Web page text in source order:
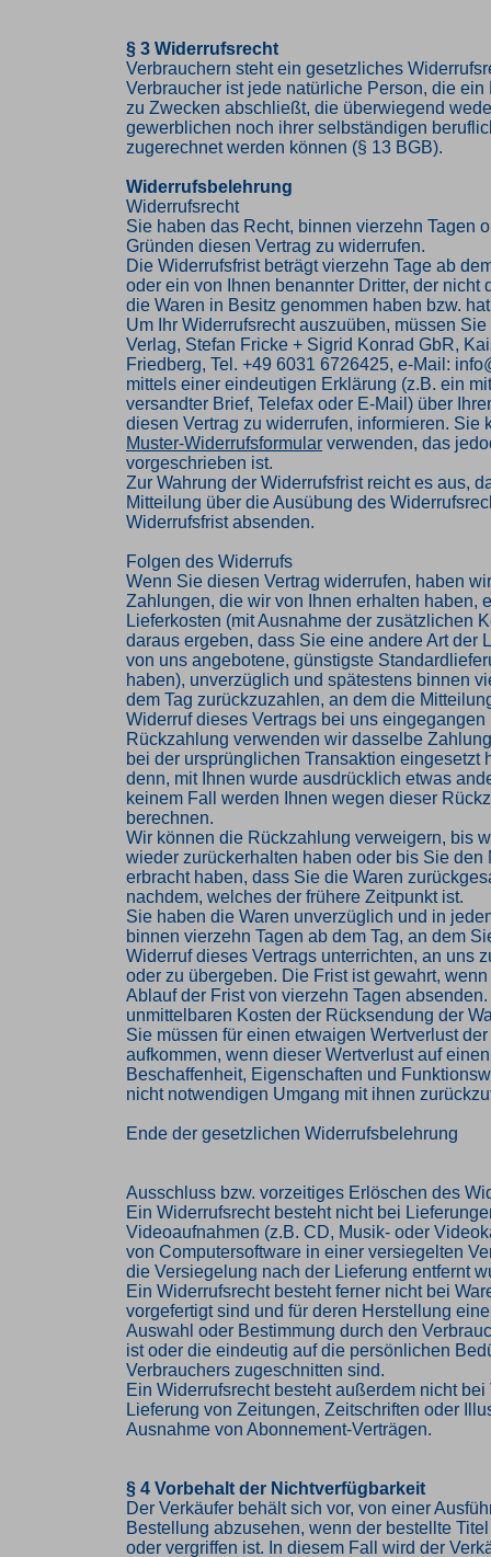
§ 3 Widerrufsrecht
Verbrauchern steht ein gesetzliches
Verbraucher ist jede natürliche Person, die ein
zu Zwecken abschließt, die überwiegend
gewerblichen noch ihrer selbständigen
zugerechnet werden können (§ 13 BGB).
Widerrufsbelehrung
Widerrufsrecht
Sie haben das Recht, binnen vierzehn Tagen
Gründen diesen Vertrag zu widerrufen.
Die Widerrufsfrist beträgt vierzehn Tage ab
oder ein von Ihnen benannter Dritter, der nicht
die Waren in Besitz genommen haben bzw.
Um Ihr Widerrufsrecht auszuüben, müssen
Verlag, Stefan Fricke + Sigrid Konrad GbR,
Friedberg, Tel. +49 6031 6726425, e-Mail:
mittels einer eindeutigen Erklärung (z.B. ein
versandter Brief, Telefax oder E-Mail) über
diesen Vertrag zu widerrufen, informieren. Sie
Muster-Widerrufsformular verwenden, das
vorgeschrieben ist.
Zur Wahrung der Widerrufsfrist reicht es aus,
Mitteilung über die Ausübung des
Widerrufsfrist absenden.
Folgen des Widerrufs
Wenn Sie diesen Vertrag widerrufen, haben
Zahlungen, die wir von Ihnen erhalten haben,
Lieferkosten (mit Ausnahme der zusätzlichen
daraus ergeben, dass Sie eine andere Art der
von uns angebotene, günstigste
haben), unverzüglich und spätestens binnen
dem Tag zurückzuzahlen, an dem die
Widerruf dieses Vertrags bei uns eingegangen
Rückzahlung verwenden wir dasselbe
bei der ursprünglichen Transaktion eingesetzt
denn, mit Ihnen wurde ausdrücklich etwas
keinem Fall werden Ihnen wegen dieser
berechnen.
Wir können die Rückzahlung verweigern, bis
wieder zurückerhalten haben oder bis Sie den
erbracht haben, dass Sie die Waren
nachdem, welches der frühere Zeitpunkt ist.
Sie haben die Waren unverzüglich und in
binnen vierzehn Tagen ab dem Tag, an dem
Widerruf dieses Vertrags unterrichten, an uns
oder zu übergeben. Die Frist ist gewahrt,
Ablauf der Frist von vierzehn Tagen
unmittelbaren Kosten der Rücksendung der
Sie müssen für einen etwaigen Wertverlust
aufkommen, wenn dieser Wertverlust auf
Beschaffenheit, Eigenschaften und
nicht notwendigen Umgang mit ihnen
Ende der gesetzlichen Widerrufsbelehrung
Ausschluss bzw. vorzeitiges Erlöschen des
Ein Widerrufsrecht besteht nicht bei
Videoaufnahmen (z.B. CD, Musik- oder
von Computersoftware in einer versiegelten
die Versiegelung nach der Lieferung entfernt
Ein Widerrufsrecht besteht ferner nicht bei
vorgefertigt sind und für deren Herstellung
Auswahl oder Bestimmung durch den
ist oder die eindeutig auf die persönlichen
Verbrauchers zugeschnitten sind.
Ein Widerrufsrecht besteht außerdem nicht bei
Lieferung von Zeitungen, Zeitschriften oder
Ausnahme von Abonnement-Verträgen.
§ 4 Vorbehalt der Nichtverfügbarkeit
Der Verkäufer behält sich vor, von einer
Bestellung abzusehen, wenn der bestellte
oder vergriffen ist. In diesem Fall wird der